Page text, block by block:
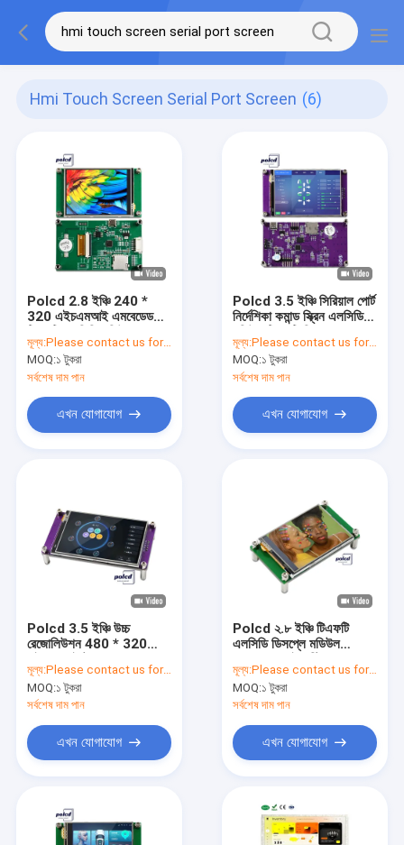
Hmi Touch Screen Serial Port Screen (6)
Polcd 2.8 ইঞ্চি 240 *
320 এইচএমআই এমবেডেড
কোনও এমসিইউ সিরিয়াল পোর্ট
স্ক্রিন দ্বারা নিয়ন্ত্রিত
মূল্য:Please contact us for latest price
MOQ:১ টুকরা
সর্বশেষ দাম পান
এখন যোগাযোগ
Polcd 3.5 ইঞ্চি সিরিয়াল পোর্ট
নির্দেশিকা কমান্ড স্ক্রিন এলসিডি
এইচএমআই টাচ স্ক্রিন
মূল্য:Please contact us for latest price
MOQ:১ টুকরা
সর্বশেষ দাম পান
এখন যোগাযোগ
Polcd 3.5 ইঞ্চি উচ্চ
রেজোলিউশন 480 * 320
কন্ট্রোলার বোর্ড সহ টিএফটি
এলসিডি মডিউল
মূল্য:Please contact us for latest price
MOQ:১ টুকরা
সর্বশেষ দাম পান
এখন যোগাযোগ
Polcd ২.৮ ইঞ্চি টিএফটি
এলসিডি ডিসপ্লে মডিউল
সিরিয়াল পোর্ট এইচএমআই স্ক্রিন
মূল্য:Please contact us for latest price
MOQ:১ টুকরা
সর্বশেষ দাম পান
এখন যোগাযোগ